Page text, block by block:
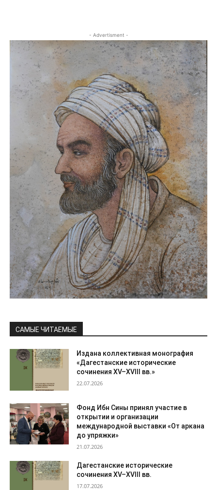
- Advertisment -
САМЫЕ ЧИТАЕМЫЕ
Издана коллективная монография
«Дагестанские исторические
сочинения XV–XVIII вв.»
22.07.2026
Фонд Ибн Сины принял участие в
открытии и организации
международной выставки «От аркана
до упряжки»
21.07.2026
Дагестанские исторические
сочинения XV–XVIII вв.
17.07.2026